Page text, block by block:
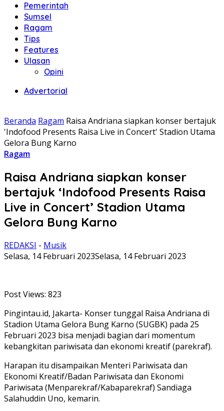
Pemerintah
Sumsel
Ragam
Tips
Features
Ulasan
Opini
Advertorial
Beranda Ragam Raisa Andriana siapkan konser bertajuk
'Indofood Presents Raisa Live in Concert' Stadion Utama
Gelora Bung Karno
Ragam
Raisa Andriana siapkan konser
bertajuk ‘Indofood Presents Raisa
Live in Concert’ Stadion Utama
Gelora Bung Karno
REDAKSI - Musik
Selasa, 14 Februari 2023Selasa, 14 Februari 2023
Post Views: 823
Pingintau.id, Jakarta- Konser tunggal Raisa Andriana di
Stadion Utama Gelora Bung Karno (SUGBK) pada 25
Februari 2023 bisa menjadi bagian dari momentum
kebangkitan pariwisata dan ekonomi kreatif (parekraf).
Harapan itu disampaikan Menteri Pariwisata dan
Ekonomi Kreatif/Badan Pariwisata dan Ekonomi
Pariwisata (Menparekraf/Kabaparekraf) Sandiaga
Salahuddin Uno, kemarin.